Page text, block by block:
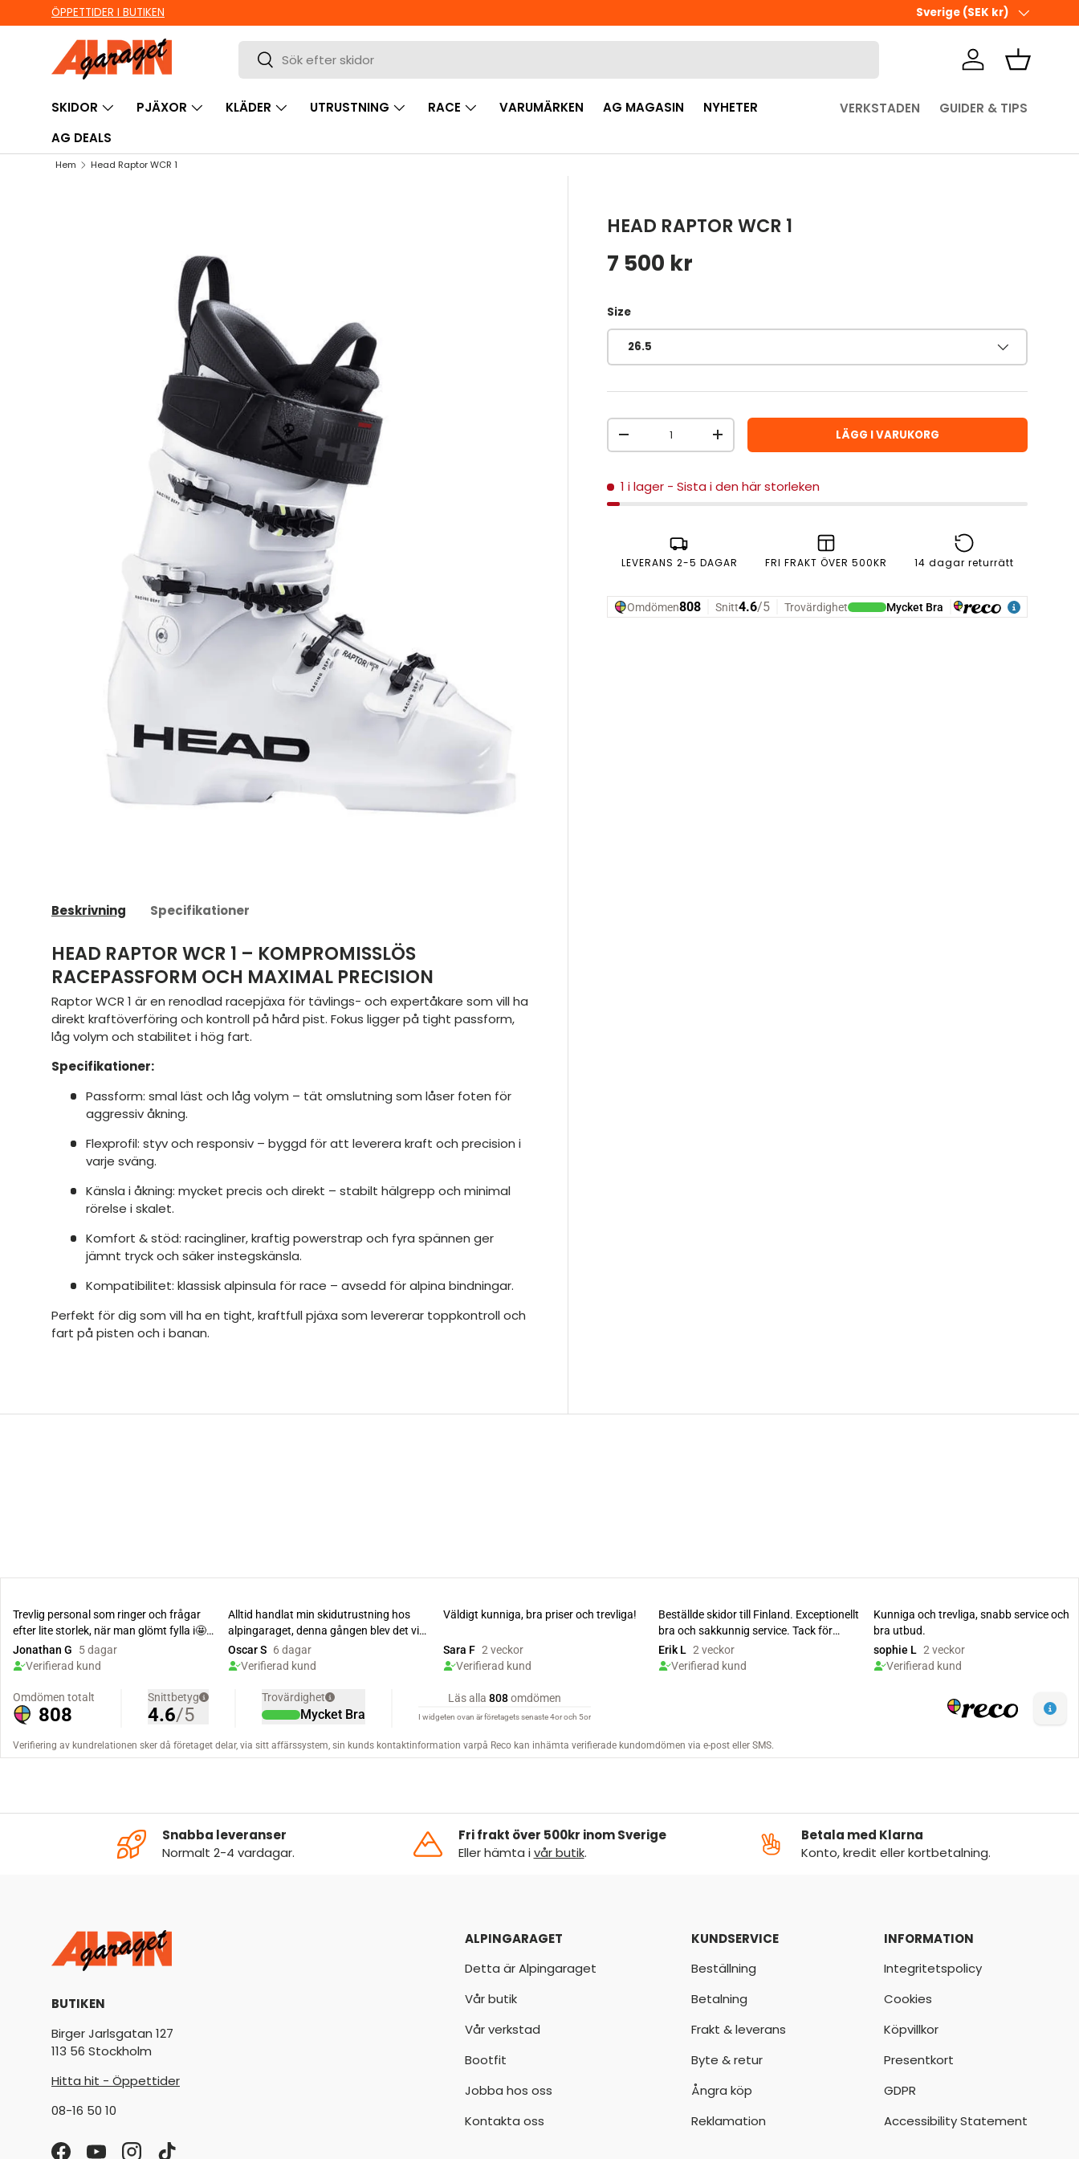
HOPPA TILL INNEHÅLL
ÖPPETTIDER I BUTIKEN Ute i sista minuten? Välj
Land/Region
Sverige (SEK kr)
Sök
Sök Logga inKorg
SKIDOR PJÄXOR KLÄDER UTRUSTNING RACE VARUMÄRKEN AG MAGASIN
NYHETER
AG DEALS
VERKSTADEN GUIDER & TIPS
Hem Head Raptor WCR 1
HEAD RAPTOR WCR 1
Ordinarie pris
7 500 kr
Size
26.5
Antal
MINSKA ANTAL
ÖKA ANTAL LÄGG I VARUKORG
1 i lager - Sista i den här storleken
LEVERANS 2-5 DAGAR FRI FRAKT ÖVER 500KR 14 dagar returrätt
Beskrivning Specifikationer
HEAD RAPTOR WCR 1 – KOMPROMISSLÖS
RACEPASSFORM OCH MAXIMAL PRECISION
Raptor WCR 1 är en renodlad racepjäxa för tävlings- och expertåkare som vill ha
direkt kraftöverföring och kontroll på hård pist. Fokus ligger på tight passform,
låg volym och stabilitet i hög fart.
Specifikationer:
Passform: smal läst och låg volym – tät omslutning som låser foten för
aggressiv åkning.
Flexprofil: styv och responsiv – byggd för att leverera kraft och precision i
varje sväng.
Känsla i åkning: mycket precis och direkt – stabilt hälgrepp och minimal
rörelse i skalet.
Komfort & stöd: racingliner, kraftig powerstrap och fyra spännen ger
jämnt tryck och säker instegskänsla.
Kompatibilitet: klassisk alpinsula för race – avsedd för alpina bindningar.
Perfekt för dig som vill ha en tight, kraftfull pjäxa som levererar toppkontroll och
fart på pisten och i banan.
Snabba leveranser
Normalt 2-4 vardagar.
Fri frakt över 500kr inom Sverige
Eller hämta ivår butik.
Betala med Klarna
Konto, kredit eller kortbetalning.
BUTIKEN
Birger Jarlsgatan 127
113 56 Stockholm
Hitta hit - Öppettider
08-16 50 10
ALPINGARAGET
Detta är Alpingaraget
Vår butik
Vår verkstad
Bootfit
Jobba hos oss
Kontakta oss
KUNDSERVICE
Beställning
Betalning
Frakt & leverans
Byte & retur
Ångra köp
Reklamation
INFORMATION
Integritetspolicy
Cookies
Köpvillkor
Presentkort
GDPR
Accessibility Statement